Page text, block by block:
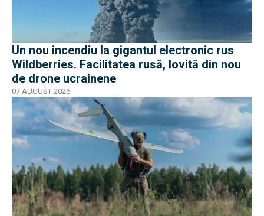
Un nou incendiu la gigantul electronic rus
Wildberries. Facilitatea rusă, lovită din nou
de drone ucrainene
07 AUGUST 2026